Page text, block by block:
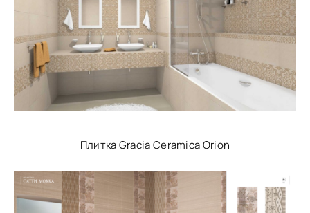
Плитка Gracia Ceramica Orion